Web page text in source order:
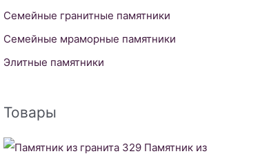
Семейные гранитные памятники
Семейные мраморные памятники
Элитные памятники
Товары
Памятник из